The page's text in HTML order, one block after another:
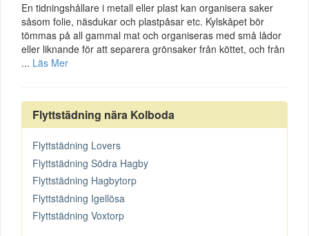
En tidningshållare i metall eller plast kan organisera saker
såsom folie, näsdukar och plastpåsar etc. Kylskåpet bör
tömmas på all gammal mat och organiseras med små lådor
eller liknande för att separera grönsaker från köttet, och från
... Läs Mer
Flyttstädning nära Kolboda
Flyttstädning Lovers
Flyttstädning Södra Hagby
Flyttstädning Hagbytorp
Flyttstädning Igellösa
Flyttstädning Voxtorp